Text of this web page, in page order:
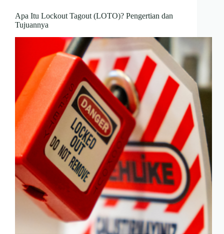
Apa Itu Lockout Tagout (LOTO)? Pengertian dan
Tujuannya